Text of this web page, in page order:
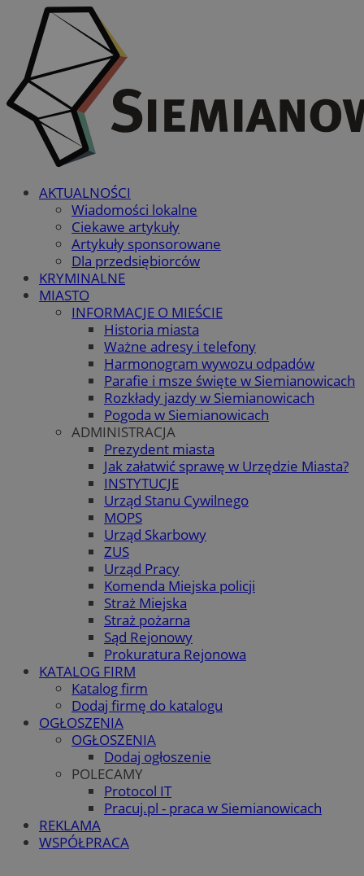
AKTUALNOŚCI
Wiadomości lokalne
Ciekawe artykuły
Artykuły sponsorowane
Dla przedsiębiorców
KRYMINALNE
MIASTO
INFORMACJE O MIEŚCIE
Historia miasta
Ważne adresy i telefony
Harmonogram wywozu odpadów
Parafie i msze święte w Siemianowicach
Rozkłady jazdy w Siemianowicach
Pogoda w Siemianowicach
ADMINISTRACJA
Prezydent miasta
Jak załatwić sprawę w Urzędzie Miasta?
INSTYTUCJE
Urząd Stanu Cywilnego
MOPS
Urząd Skarbowy
ZUS
Urząd Pracy
Komenda Miejska policji
Straż Miejska
Straż pożarna
Sąd Rejonowy
Prokuratura Rejonowa
KATALOG FIRM
Katalog firm
Dodaj firmę do katalogu
OGŁOSZENIA
OGŁOSZENIA
Dodaj ogłoszenie
POLECAMY
Protocol IT
Pracuj.pl - praca w Siemianowicach
REKLAMA
WSPÓŁPRACA